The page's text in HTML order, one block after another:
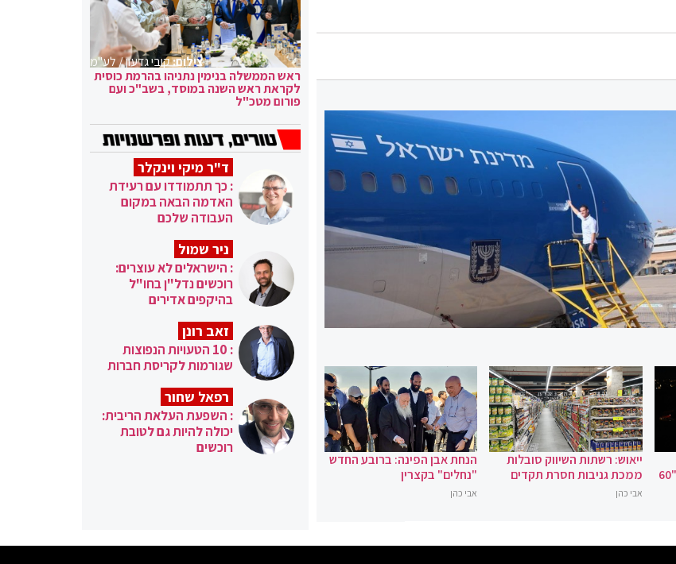
במקרה של מלחמה בצפון: "60
ייאוש: רשתות השיווק סובלות
ממכת גניבות חסרת תקדים
אבי כהן
הנחת אבן הפינה: ברובע החדש
"נחלים" בקצרין
אבי כהן
צילום:קובי גדעון / לע"מ
ראש הממשלה בנימין נתניהו בהרמת כוסית
לקראת ראש השנה במוסד, בשב"כ ועם
פורום מטכ"ל
ד"ר מיקי וינקלר
: כך תתמודדו עם רעידת
האדמה הבאה במקום
העבודה שלכם
ניר שמול
: הישראלים לא עוצרים:
רוכשים נדל"ן בחו"ל
בהיקפים אדירים
זאב רונן
: 10 הטעויות הנפוצות
שגורמות לקריסת חברות
רפאל שחור
: השפעת העלאת הריבית:
יכולה להיות גם לטובת
רוכשים